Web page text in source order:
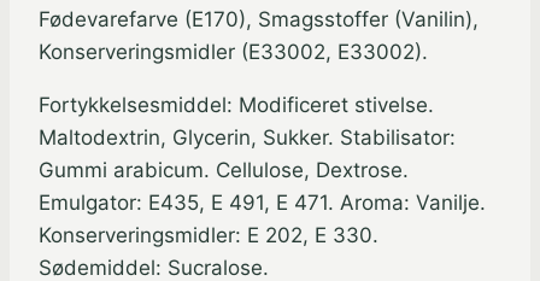
Fødevarefarve (E170), Smagsstoffer (Vanilin),
Konserveringsmidler (E33002, E33002).
Fortykkelsesmiddel: Modificeret stivelse.
Maltodextrin, Glycerin, Sukker. Stabilisator:
Gummi arabicum. Cellulose, Dextrose.
Emulgator: E435, E 491, E 471. Aroma: Vanilje.
Konserveringsmidler: E 202, E 330.
Sødemiddel: Sucralose.